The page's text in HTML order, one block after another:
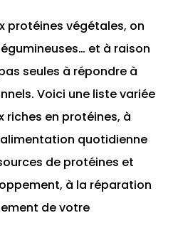
protéines végétales, on
et à raison
seules à répondre à
Voici une liste variée
riches en protéines, à
quotidienne
de protéines et
à la réparation
de votre